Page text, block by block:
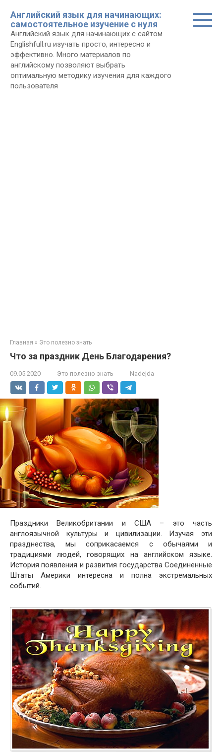
контенту
Английский язык для начинающих:
самостоятельное изучение с нуля
Английский язык для начинающих с сайтом
Еnglishfull.ru изучать просто, интересно и
эффективно. Много материалов по
английскому позволяют выбрать
оптимальную методику изучения для каждого
пользователя
Главная » Это полезно знать
Что за праздник День Благодарения?
09.05.2020 Это полезно знать Nadejda
Праздники Великобритании и США – это часть
англоязычной культуры и цивилизации. Изучая эти
празднества, мы соприкасаемся с обычаями и
традициями людей, говорящих на английском языке.
История появления и развития государства Соединенные
Штаты Америки интересна и полна экстремальных
событий.